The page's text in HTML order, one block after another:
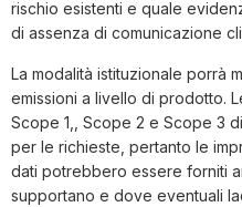
rischio esistenti e quale
di assenza di comunicazione
La modalità istituzionale porrà
emissioni a livello di prodotto.
Scope 1,, Scope 2 e Scope 3
per le richieste, pertanto le
dati potrebbero essere forniti
supportano e dove eventuali